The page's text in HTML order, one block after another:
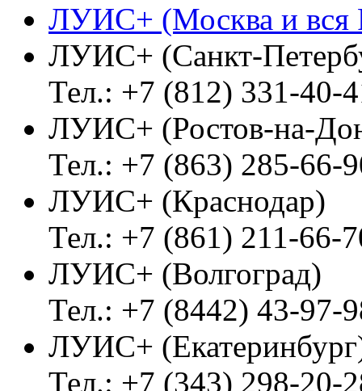
ЛУИС+ (Москва и вся
ЛУИС+ (Санкт-
Тел.: +7 (812) 331-40-
ЛУИС+ (Ростов-на-
Тел.: +7 (863) 285-66-
ЛУИС+ (Краснодар)
Тел.: +7 (861) 211-66-
ЛУИС+ (Волгоград)
Тел.: +7 (8442) 43-97-
ЛУИС+
Тел.: +7 (343) 298-20-